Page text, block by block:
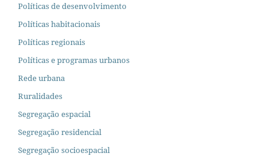
Políticas de desenvolvimento
Políticas habitacionais
Políticas regionais
Políticas e programas urbanos
Rede urbana
Ruralidades
Segregação espacial
Segregação residencial
Segregação socioespacial